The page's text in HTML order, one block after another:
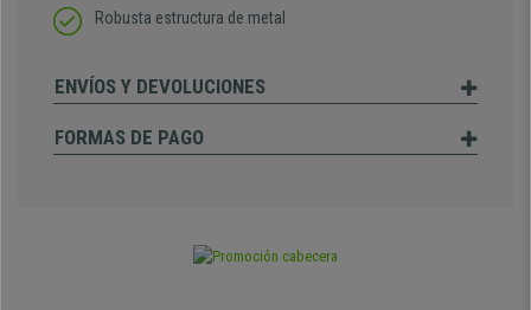
Robusta estructura de metal
ENVÍOS Y DEVOLUCIONES
FORMAS DE PAGO